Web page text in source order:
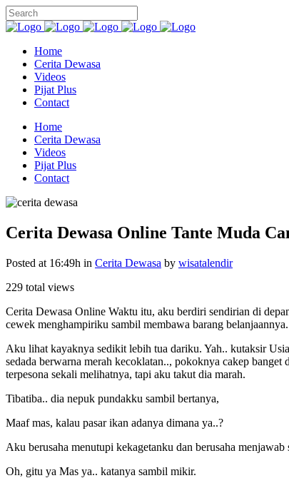
Home
Cerita Dewasa
Videos
Pijat Plus
Contact
Home
Cerita Dewasa
Videos
Pijat Plus
Contact
Cerita Dewasa Online Tante Muda
Posted at 16:49h in Cerita Dewasa by wisatalendir
229 total views
Cerita Dewasa Online Waktu itu, aku berdiri sendirian di
cewek menghampiriku sambil membawa barang belanjaannya.
Aku lihat kayaknya sedikit lebih tua dariku. Yah.. kutaksir
sedada berwarna merah kecoklatan.., pokoknya cakep
terpesona sekali melihatnya, tapi aku takut dia marah.
Tibatiba.. dia nepuk pundakku sambil bertanya,
Maaf mas, kalau pasar ikan adanya dimana ya..?
Aku berusaha menutupi kekagetanku dan berusaha
Oh, gitu ya Mas ya.. katanya sambil mikir.